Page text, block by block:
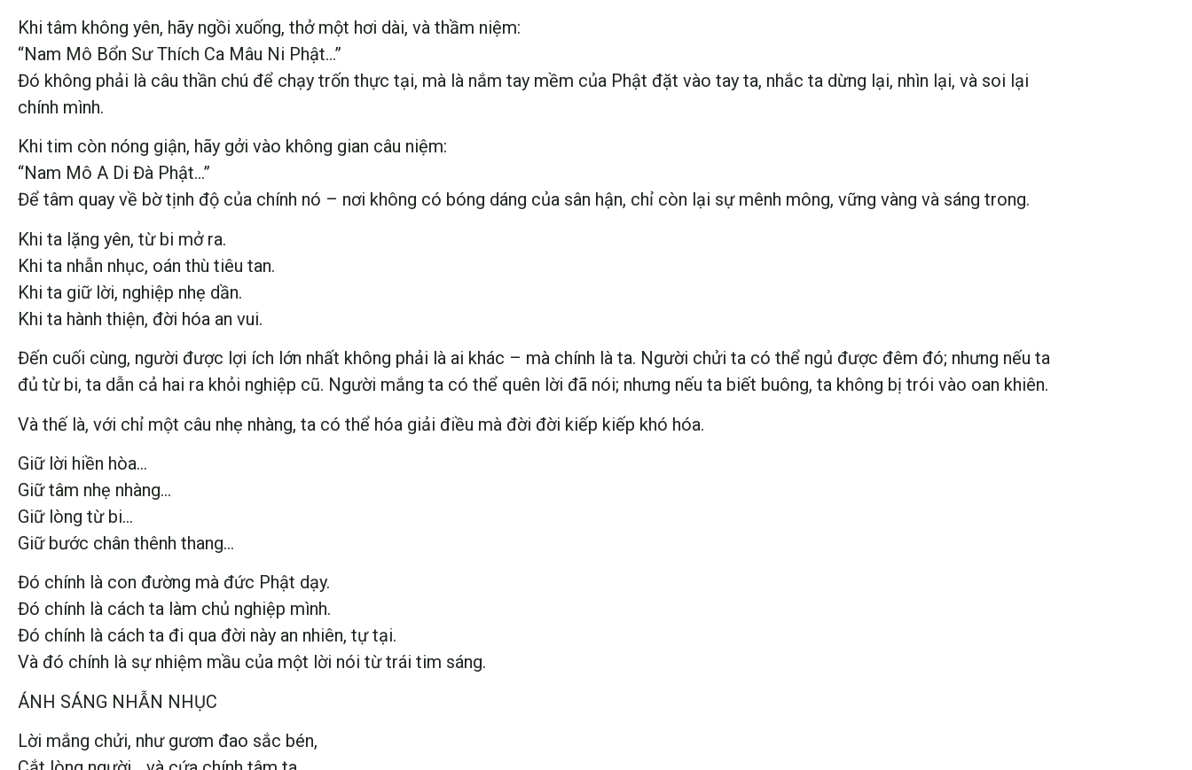
Khi tâm không yên, hãy ngồi xuống, thở một hơi dài, và thầm niệm:
“Nam Mô Bổn Sư Thích Ca Mâu Ni Phật…”
Đó không phải là câu thần chú để chạy trốn thực tại, mà là nắm tay mềm của Phật đặt vào tay ta, nhắc ta dừng lại, nhìn lại, và soi lại
chính mình.
Khi tim còn nóng giận, hãy gởi vào không gian câu niệm:
“Nam Mô A Di Đà Phật…”
Để tâm quay về bờ tịnh độ của chính nó – nơi không có bóng dáng của sân hận, chỉ còn lại sự mênh mông, vững vàng và sáng trong.
Khi ta lặng yên, từ bi mở ra.
Khi ta nhẫn nhục, oán thù tiêu tan.
Khi ta giữ lời, nghiệp nhẹ dần.
Khi ta hành thiện, đời hóa an vui.
Đến cuối cùng, người được lợi ích lớn nhất không phải là ai khác – mà chính là ta. Người chửi ta có thể ngủ được đêm đó; nhưng nếu ta
đủ từ bi, ta dẫn cả hai ra khỏi nghiệp cũ. Người mắng ta có thể quên lời đã nói; nhưng nếu ta biết buông, ta không bị trói vào oan khiên.
Và thế là, với chỉ một câu nhẹ nhàng, ta có thể hóa giải điều mà đời đời kiếp kiếp khó hóa.
Giữ lời hiền hòa…
Giữ tâm nhẹ nhàng…
Giữ lòng từ bi…
Giữ bước chân thênh thang…
Đó chính là con đường mà đức Phật dạy.
Đó chính là cách ta làm chủ nghiệp mình.
Đó chính là cách ta đi qua đời này an nhiên, tự tại.
Và đó chính là sự nhiệm mầu của một lời nói từ trái tim sáng.
ÁNH SÁNG NHẪN NHỤC
Lời mắng chửi, như gươm đao sắc bén,